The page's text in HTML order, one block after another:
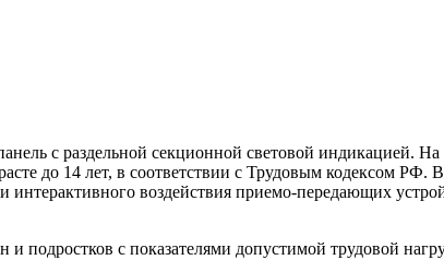
с раздельной секционной световой индикацией.
до 14 лет, в соответствии с Трудовым кодексом РФ.
воздействия приемо-передающих
подростков с показателями допустимой трудовой